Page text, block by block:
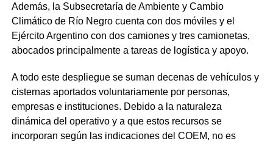
Además, la Subsecretaría de Ambiente y Cambio
Climático de Río Negro cuenta con dos móviles y el
Ejército Argentino con dos camiones y tres camionetas,
abocados principalmente a tareas de logística y apoyo.
A todo este despliegue se suman decenas de vehículos y
cisternas aportados voluntariamente por personas,
empresas e instituciones. Debido a la naturaleza
dinámica del operativo y a que estos recursos se
incorporan según las indicaciones del COEM, no es